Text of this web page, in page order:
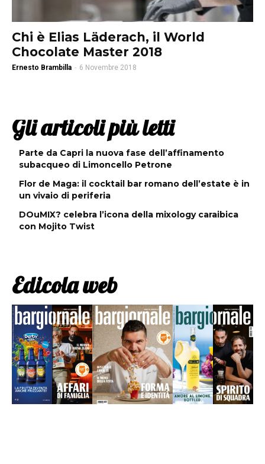
Chi è Elias Läderach, il World
Chocolate Master 2018
Ernesto Brambilla - 6 Novembre 2018
Gli articoli più letti
Parte da Capri la nuova fase dell’affinamento
subacqueo di Limoncello Petrone
Flor de Maga: il cocktail bar romano dell’estate è in
un vivaio di periferia
DOuMIX? celebra l’icona della mixology caraibica
con Mojito Twist
Edicola web